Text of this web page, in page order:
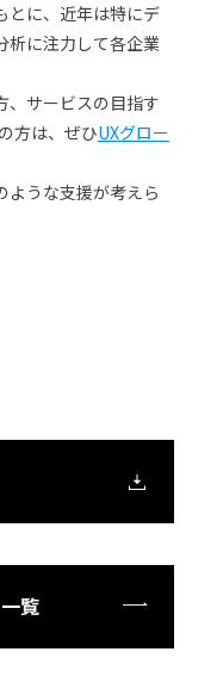
とに、近年は特にデ
析に注力して各企業
、サービスの目指す
方は、ぜひUXグロー
ような支援が考えら
覧